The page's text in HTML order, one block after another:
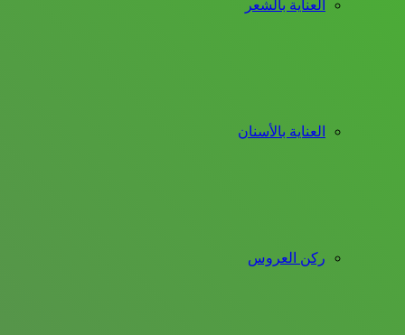
العناية بالشعر
العناية بالأسنان
ركن العروس